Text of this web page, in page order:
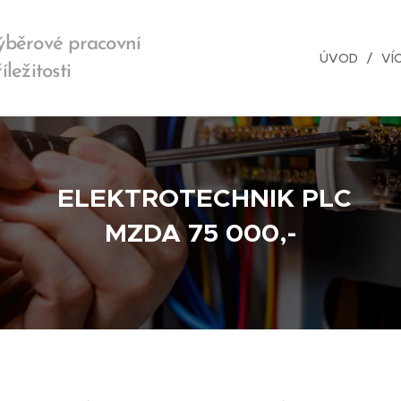
pracovní
ÚVOD
ELEKTROTECHNIK PLC
MZDA 75 000,-